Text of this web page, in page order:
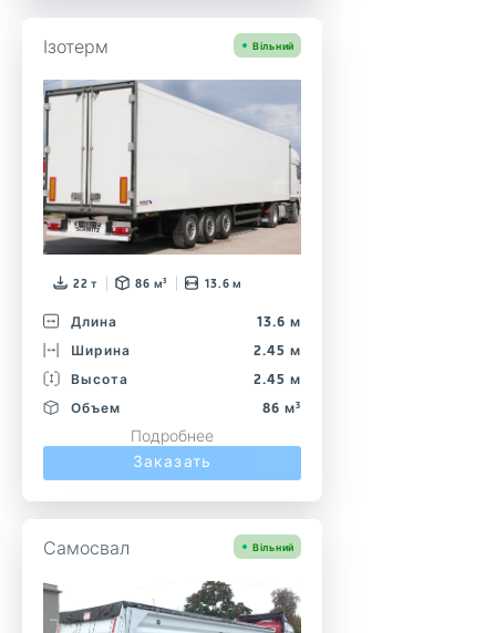
Ізотерм Вільний
22 т 86 м³ 13.6 м
Длина
13.6 м
Ширина
2.45 м
Высота
2.45 м
Объем
86 м³
Подробнее
Заказать
Самосвал Вільний